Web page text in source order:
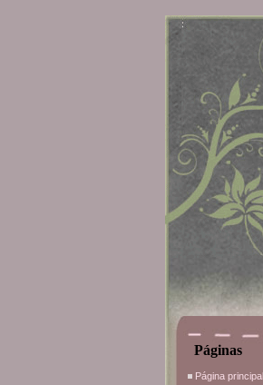
Páginas
Página principal